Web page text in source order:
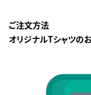
ご注文方法
オリジナルTシャツの